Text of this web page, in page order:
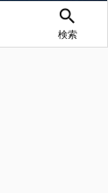

検索